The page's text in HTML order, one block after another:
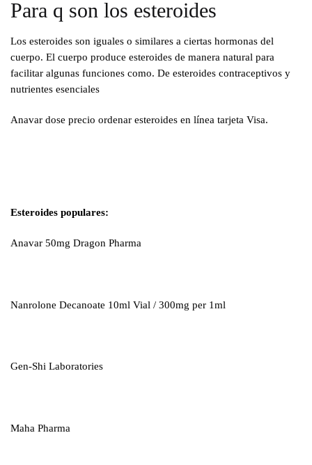
Para q son los esteroides
Los esteroides son iguales o similares a ciertas hormonas del
cuerpo. El cuerpo produce esteroides de manera natural para
facilitar algunas funciones como. De esteroides contraceptivos y
nutrientes esenciales
Anavar dose precio ordenar esteroides en línea tarjeta Visa.
Esteroides populares:
Anavar 50mg Dragon Pharma
Nanrolone Decanoate 10ml Vial / 300mg per 1ml
Gen-Shi Laboratories
Maha Pharma